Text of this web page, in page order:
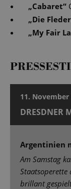
„Cabaret“
„Die
„My Fair
11.
DRESDNER
Argentinien
Am Samstag
brillant